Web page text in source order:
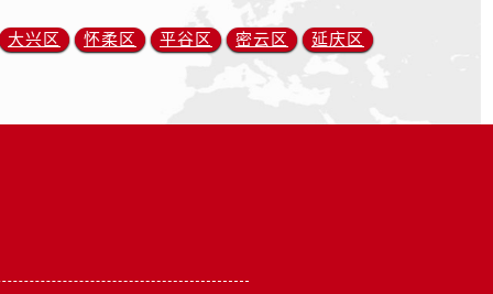
大兴区 怀柔区 平谷区 密云区 延庆区